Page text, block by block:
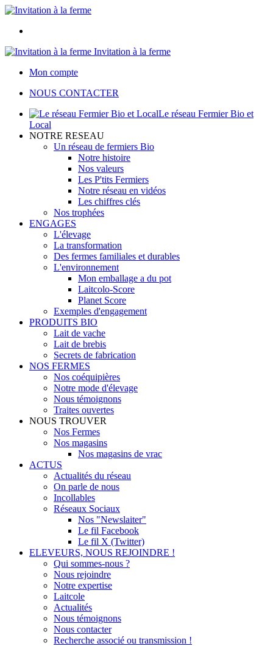
Invitation à la ferme
Mon compte
NOUS CONTACTER
Le réseau Fermier Bio et
Local
NOTRE RESEAU
Un réseau de fermiers Bio
Notre histoire
Nos valeurs
Les P'tits Fermiers
Notre réseau en vidéos
Les chiffres clés
Nos trophées
ENGAGES
L'élevage
La transformation
Des fermes familiales et durables
L'environnement
Mon emballage a du pot
Laitcolo-Score
Planet Score
Exemples d'engagement
PRODUITS BIO
Lait de vache
Lait de brebis
Secrets de fabrication
NOS FERMES
Nos coéquipières
Notre mode d'élevage
Nous témoignons
Traites ouvertes
NOUS TROUVER
Nos Fermes
Nos magasins
Nos magasins de vrac
ACTUS
Actualités du réseau
On parle de nous
Incollables
Réseaux Sociaux
Nos "Newslaiter"
Le fil Facebook
Le fil X (Twitter)
ELEVEURS, NOUS REJOINDRE !
Qui sommes-nous ?
Nous rejoindre
Notre expertise
Laitcole
Actualités
Nous témoignons
Nous contacter
Recherche associé ou transmission !